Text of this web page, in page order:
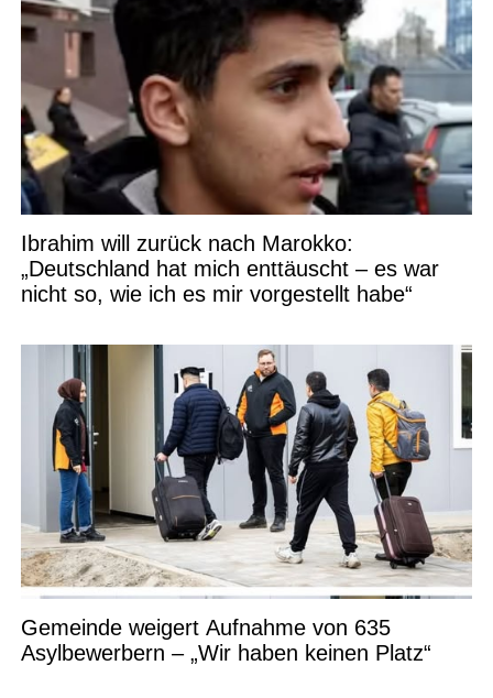
Ibrahim will zurück nach Marokko:
„Deutschland hat mich enttäuscht – es war
nicht so, wie ich es mir vorgestellt habe“
Gemeinde weigert Aufnahme von 635
Asylbewerbern – „Wir haben keinen Platz“